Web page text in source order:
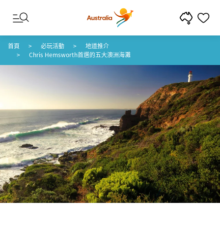
跳至內容
跳至頁尾導覽
首頁 必玩活動
地道推介
Chris Hemsworth首選的五大澳洲海灘